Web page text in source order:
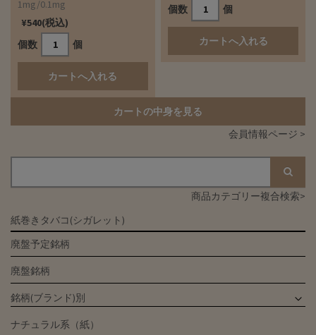
1mg/0.1mg
¥540(税込)
個数
個
個数
個
カートの中身を見る
会員情報ページ >
商品カテゴリー複合検索>
紙巻きタバコ(シガレット)
廃盤予定銘柄
廃盤銘柄
銘柄(ブランド)別
ナチュラル系（紙）